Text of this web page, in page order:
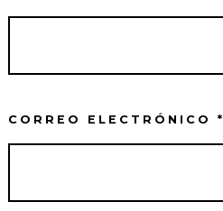
CORREO ELECTRÓNICO*